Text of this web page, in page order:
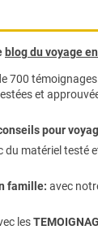
blog du voyage
700
et
pour
du matériel testé
famille: avec
les